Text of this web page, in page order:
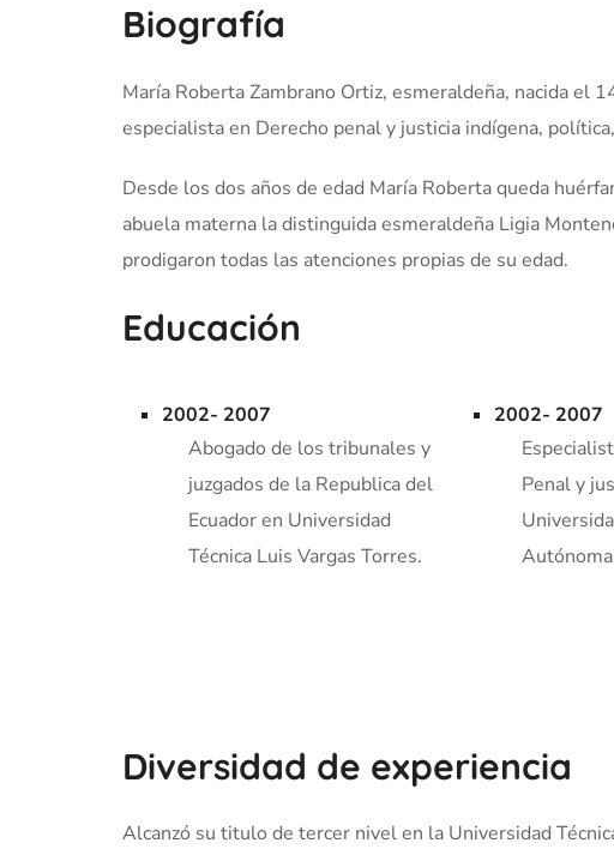
Biografía
María Roberta Zambrano Ortiz, esmeraldeña, nacida el
especialista en Derecho penal y justicia indígena,
Desde los dos años de edad María Roberta queda
abuela materna la distinguida esmeraldeña Ligia
prodigaron todas las atenciones propias de su edad.
Educación
2002- 2007
Abogado de los tribunales y
juzgados de la Republica del
Ecuador en Universidad
Técnica Luis Vargas Torres.
2002- 2007
Penal y
Diversidad de experiencia
Alcanzó su titulo de tercer nivel en la Universidad